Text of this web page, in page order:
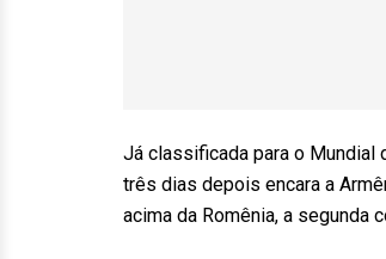
Já classificada para o Mundial
três dias depois encara a
acima da Romênia, a segunda